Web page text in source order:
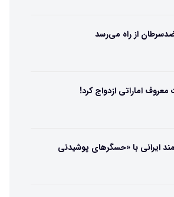
از راه می‌رسد
اماراتی ازدواج کرد!
ایرانی با «حسگرهای پوشیدنی